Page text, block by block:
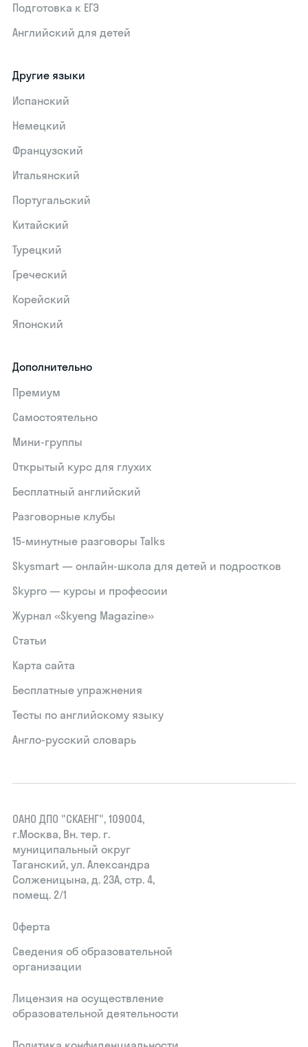
Подготовка к ЕГЭ
Английский для детей
Другие языки
Испанский
Немецкий
Французский
Итальянский
Португальский
Китайский
Турецкий
Греческий
Корейский
Японский
Дополнительно
Премиум
Самостоятельно
Мини-группы
Открытый курс для глухих
Бесплатный английский
Разговорные клубы
15‑минутные разговоры Talks
Skysmart — онлайн-школа для детей и подростков
Skypro — курсы и профессии
Журнал «Skyeng Magazine»
Статьи
Карта сайта
Бесплатные упражнения
Тесты по английскому языку
Англо-русский словарь
ОАНО ДПО "СКАЕНГ", 109004,
г.Москва, Вн. тер. г.
муниципальный округ
Таганский, ул. Александра
Солженицына, д. 23А, стр. 4,
помещ. 2/1
Оферта
Сведения об образовательной
организации
Лицензия на осуществление
образовательной деятельности